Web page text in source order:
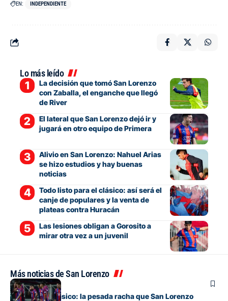
EN: INDEPENDIENTE
Lo más leído
La decisión que tomó San Lorenzo
con Zaballa, el enganche que llegó
de River
El lateral que San Lorenzo dejó ir y
jugará en otro equipo de Primera
Alivio en San Lorenzo: Nahuel Arias
se hizo estudios y hay buenas
noticias
Todo listo para el clásico: así será el
canje de populares y la venta de
plateas contra Huracán
Las lesiones obligan a Gorosito a
mirar otra vez a un juvenil
Más noticias de San Lorenzo
Fútbol
Otra vez un clásico: la pesada racha que San Lorenzo